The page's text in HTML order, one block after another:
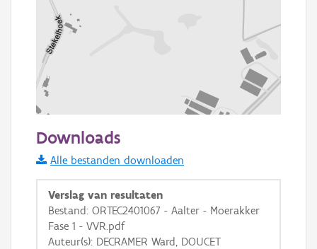
Informatie Vlaanderen
i
+ −
Downloads
Alle bestanden downloaden
Verslag van resultaten
Bestand: ORTEC2401067 - Aalter - Moerakker
Fase 1 - VVR.pdf
Auteur(s): DECRAMER Ward, DOUCET